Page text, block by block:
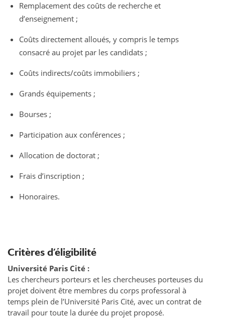
Remplacement des coûts de recherche et
d’enseignement ;
Coûts directement alloués, y compris le temps
consacré au projet par les candidats ;
Coûts indirects/coûts immobiliers ;
Grands équipements ;
Bourses ;
Participation aux conférences ;
Allocation de doctorat ;
Frais d’inscription ;
Honoraires.
Critères d’éligibilité
Université Paris Cité :
Les chercheurs porteurs et les chercheuses porteuses du
projet doivent être membres du corps professoral à
temps plein de l’Université Paris Cité, avec un contrat de
travail pour toute la durée du projet proposé.